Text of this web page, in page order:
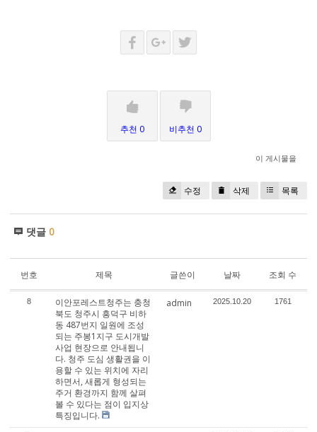
추천 0 비추천 0
이 게시물을
수정 삭제 목록
댓글 0
번호 제목 글쓴이 날짜 조회 수
8
이안포레스트청주는 충청
북도 청주시 흥덕구 비하
동 487번지 일원에 조성
되는 주봉1지구 도시개발
사업 현장으로 안내됩니
다. 청주 도심 생활권을 이
용할 수 있는 위치에 자리
하면서, 새롭게 형성되는
주거 환경까지 함께 살펴
볼 수 있다는 점이 입지상
특징입니다.
admin 2025.10.20 1761